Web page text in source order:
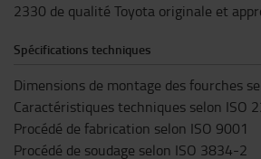
2330 de qualité Toyota originale et
Spécifications techniques
Dimensions de montage des fourches
Caractéristiques techniques selon ISO
Procédé de fabrication selon ISO 9001
Procédé de soudage selon ISO 3834-2